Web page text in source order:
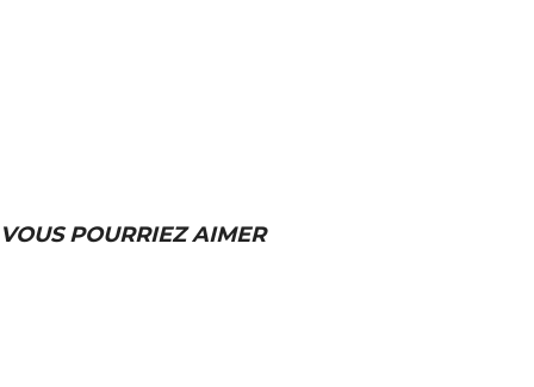
VOUS POURRIEZ AIMER